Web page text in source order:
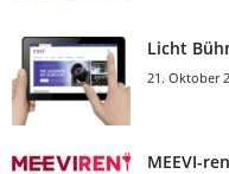
Licht
21. Oktober
MEEVI-